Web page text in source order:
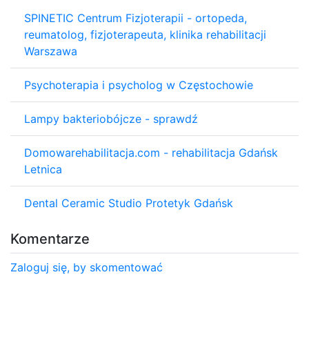
SPINETIC Centrum Fizjoterapii - ortopeda,
reumatolog, fizjoterapeuta, klinika rehabilitacji
Warszawa
Psychoterapia i psycholog w Częstochowie
Lampy bakteriobójcze - sprawdź
Domowarehabilitacja.com - rehabilitacja Gdańsk
Letnica
Dental Ceramic Studio Protetyk Gdańsk
Komentarze
Zaloguj się, by skomentować